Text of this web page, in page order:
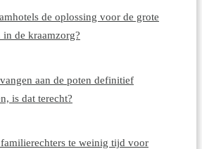
de oplossing voor de grote
in de kraamzorg?
aan de poten definitief
is dat terecht?
te weinig tijd voor